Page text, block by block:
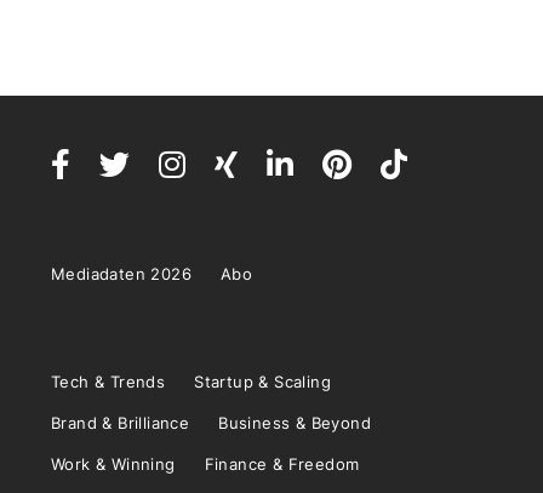
Mediadaten 2026 Abo
Tech & Trends Startup & Scaling
Brand & Brilliance Business & Beyond
Work & Winning Finance & Freedom